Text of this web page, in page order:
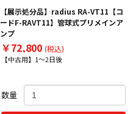
【展示処分品】radius RA-VT11【コ
ードF-RAVT11】管球式プリメインア
ンプ
￥72,800 (税込)
【中古用】1～2日後
数量